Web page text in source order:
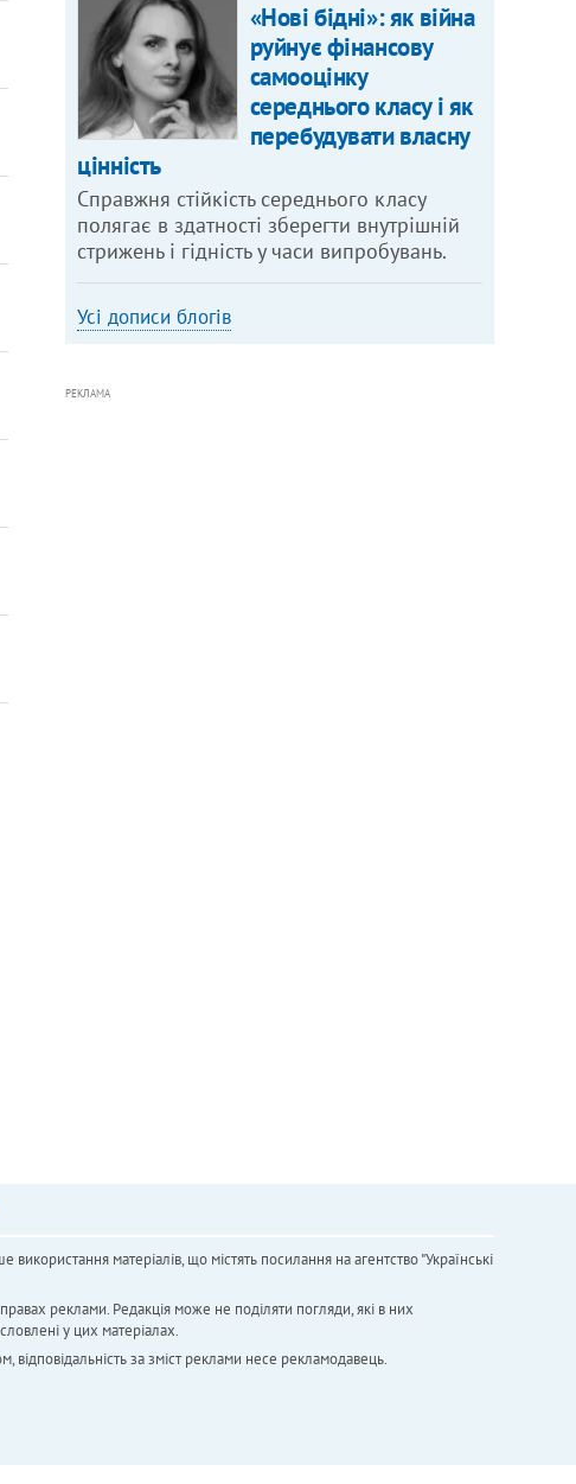
«Нові бідні»: як війна
руйнує фінансову
самооцінку
середнього класу і як
перебудувати власну
цінність
Справжня стійкість середнього класу
полягає в здатності зберегти внутрішній
стрижень і гідність у часи випробувань.
Усі дописи блогів
РЕКЛАМА
матеріалів, що містять посилання на агентство "Українськi
реклами. Редакція може не поділяти погляди, які в них
у цих матеріалах.
відповідальність за зміст реклами несе рекламодавець.